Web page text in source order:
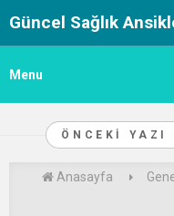
Güncel Sağlık
Menu
ÖNCEKI YAZI
Anasayfa